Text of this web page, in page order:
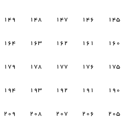
145
146
147
148
149
160
161
162
163
164
175
176
177
178
179
190
191
192
193
194
205
206
207
208
209